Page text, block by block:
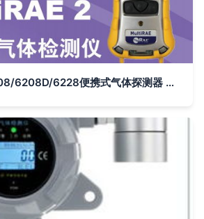
美国华瑞PGM 6208/6208D/6228便携式气体探测器 型号差异与应用场景策略